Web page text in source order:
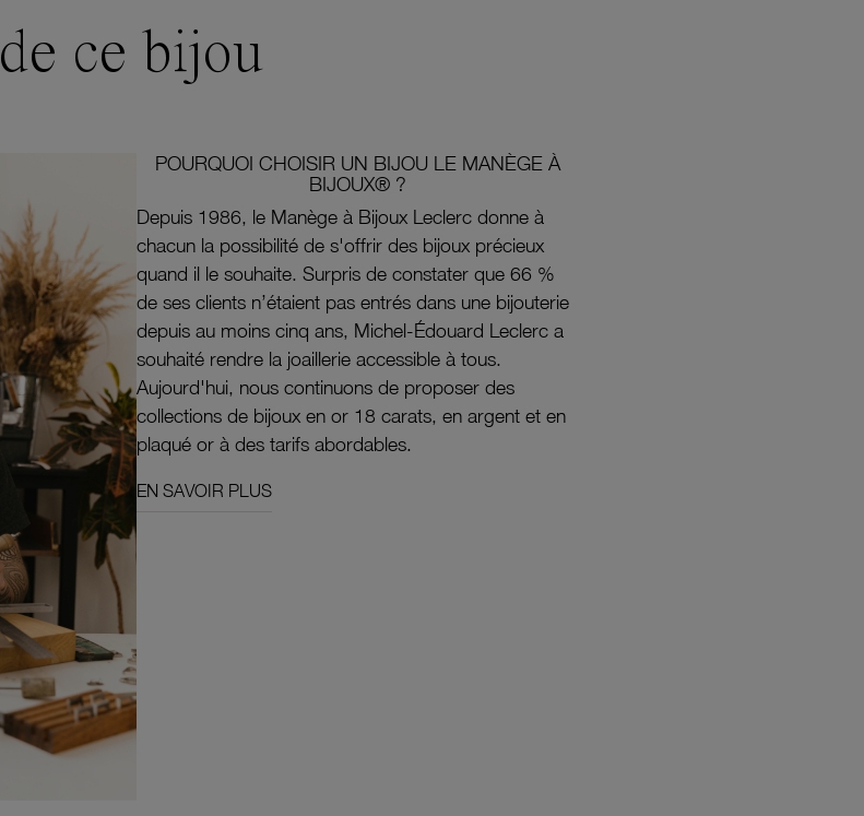
de ce bijou
POURQUOI CHOISIR UN BIJOU LE MANÈGE À
BIJOUX® ?
Depuis 1986, le Manège à Bijoux Leclerc donne à
chacun la possibilité de s'offrir des bijoux précieux
quand il le souhaite. Surpris de constater que 66 %
de ses clients n’étaient pas entrés dans une bijouterie
depuis au moins cinq ans, Michel-Édouard Leclerc a
souhaité rendre la joaillerie accessible à tous.
Aujourd'hui, nous continuons de proposer des
collections de bijoux en or 18 carats, en argent et en
plaqué or à des tarifs abordables.
EN SAVOIR PLUS